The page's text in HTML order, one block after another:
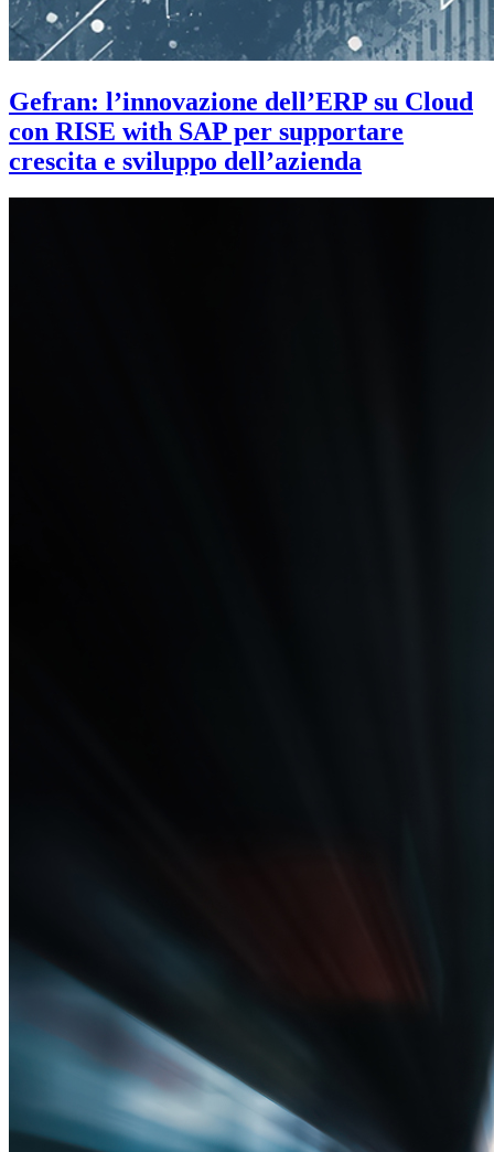
Gefran: l’innovazione dell’ERP su Cloud
con RISE with SAP per supportare
crescita e sviluppo dell’azienda